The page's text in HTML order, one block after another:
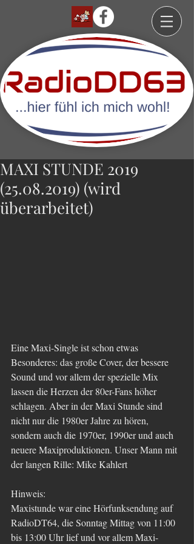
MAXI STUNDE 2019
(25.08.2019) (wird
überarbeitet)
Eine Maxi-Single ist schon etwas
Besonderes: das große Cover, der bessere
Sound und vor allem der spezielle Mix
lassen die Herzen der 80er-Fans höher
schlagen. Aber in der Maxi Stunde sind
nicht nur die 1980er Jahre zu hören,
sondern auch die 1970er, 1990er und auch
neuere Maxiproduktionen. Unser Mann mit
der langen Rille: Mike Kahlert
Hinweis:
Maxistunde war eine Hörfunksendung auf
RadioDT64, die Sonntag Mittag von 11:00
bis 13:00 Uhr lief und vor allem Maxi-